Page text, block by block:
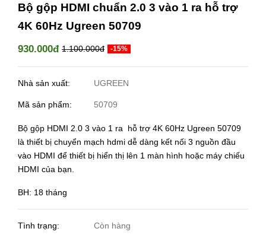
Bộ gộp HDMI chuẩn 2.0 3 vào 1 ra hỗ trợ
4K 60Hz Ugreen 50709
930.000đ 1.100.000đ -15%
Nhà sản xuất: UGREEN
Mã sản phẩm: 50709
Bộ gộp HDMI 2.0 3 vào 1 ra hỗ trợ 4K 60Hz Ugreen 50709
là thiết bị chuyển mạch hdmi dễ dàng kết nối 3 nguồn đầu
vào HDMI để thiết bị hiển thị lên 1 màn hình hoặc máy chiếu
HDMI của bạn.
BH: 18 tháng
Tình trạng: Còn hàng